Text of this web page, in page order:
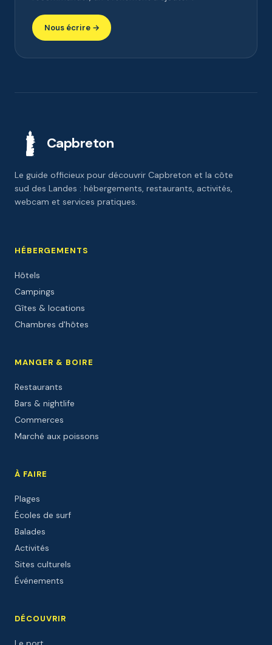
Nous écrire →
Capbreton
Le guide officieux pour découvrir Capbreton et la côte
sud des Landes : hébergements, restaurants, activités,
webcam et services pratiques.
HÉBERGEMENTS
Hôtels
Campings
Gîtes & locations
Chambres d'hôtes
MANGER & BOIRE
Restaurants
Bars & nightlife
Commerces
Marché aux poissons
À FAIRE
Plages
Écoles de surf
Balades
Activités
Sites culturels
Événements
DÉCOUVRIR